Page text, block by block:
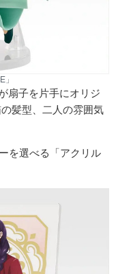
扇子を片手にオリジ
髪型、二人の雰囲気
を選べる「アクリル